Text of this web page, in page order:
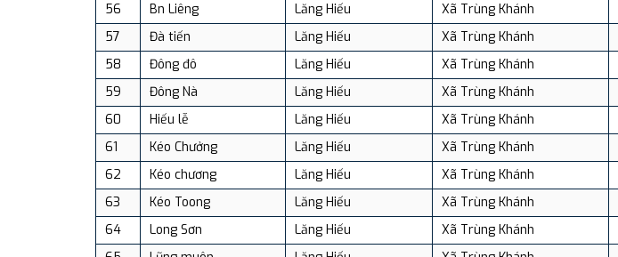
56
Bn Liêng Lăng Hiếu Xã Trùng Khánh
57
Đà tiến Lăng Hiếu Xã Trùng Khánh
58
Đông đô Lăng Hiếu Xã Trùng Khánh
59
Đông Nà Lăng Hiếu Xã Trùng Khánh
60
Hiếu lễ Lăng Hiếu Xã Trùng Khánh
61
Kéo Chưởng Lăng Hiếu Xã Trùng Khánh
62
Kéo chương Lăng Hiếu Xã Trùng Khánh
63
Kéo Toong Lăng Hiếu Xã Trùng Khánh
64
Long Sơn Lăng Hiếu Xã Trùng Khánh